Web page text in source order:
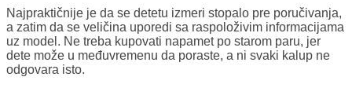
Najpraktičnije je da se detetu izmeri stopalo pre poručivanja,
a zatim da se veličina uporedi sa raspoloživim informacijama
uz model. Ne treba kupovati napamet po starom paru, jer
dete može u međuvremenu da poraste, a ni svaki kalup ne
odgovara isto.